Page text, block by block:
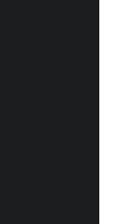
con mayor